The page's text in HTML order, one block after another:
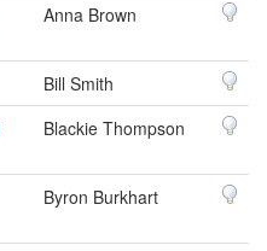
Anna Brown
Bill Smith
Blackie Thompson
Byron Burkhart